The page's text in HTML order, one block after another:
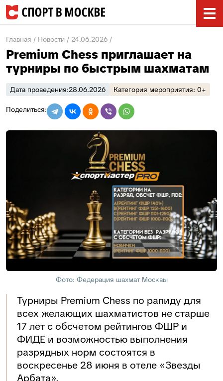
Главная Новости 24.06.2026
Premium Chess приглашает на
турниры по быстрым шахматам
Дата проведения:28.06.2026 Категория мероприятия: 0+
Фото: Федерация шахмат Москвы
Турниры Premium Chess по рапиду для
всех желающих шахматистов не старше
17 лет с обсчетом рейтингов ФШР и
ФИДЕ и возможностью выполнения
разрядных норм состоятся в
воскресенье 28 июня в отеле «Звезды
Арбата».